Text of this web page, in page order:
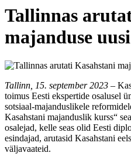
Tallinnas
majanduse
Tallinn, 15. september 2023 –
toimus Eesti ekspertide osalusel
sotsiaal-majanduslikele
Kasahstani majanduslik kurss“
osalejad, kelle seas olid Eesti
esindajad, arutasid Kasahstani
väljavaateid.